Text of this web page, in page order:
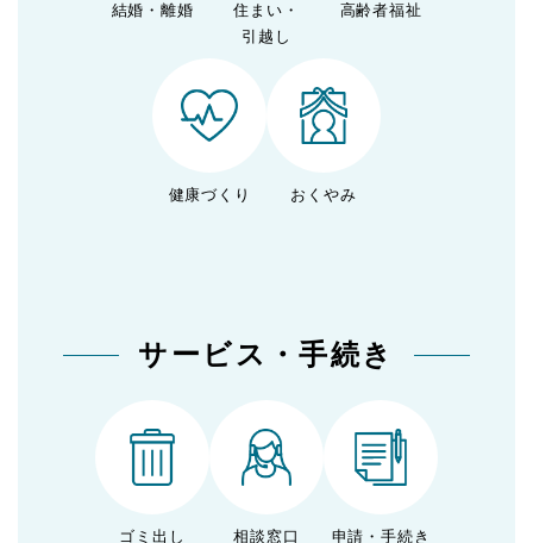
結婚・離婚
住まい・
引越し
高齢者福祉
健康づくり おくやみ
サービス・手続き
ゴミ出し 相談窓口 申請・手続き